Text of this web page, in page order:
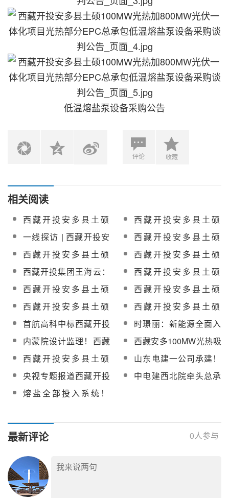
低温熔盐泵设备采购公告
评论 收藏
相关阅读
西藏开投安多县土硕
100MW光热+800MW光
伏一体化项目光热部分
EPC总承包高压加热器
设备采购成交公示
西藏开投安多县土硕
100MW光热+800MW光
伏一体化项目光热部分
EPC总承包配电装置
（GIS)设备采购成交公
一线探访 | 西藏开投安
多土硕100MW光热电站
建设正酣
西藏开投安多县土硕
100MW 光热+800MW
光伏一体化项目光热部
分EPC总承包凝结水泵
设备采购中标公示
西藏开投安多县土硕
100MW光热项目光热部
分EPC总承包熔盐硝酸
钠采购
西藏开投安多县土硕
100MW光热+800MW
光伏一体化项目光热部
分EPC总承包设备监造
服务标段采购
西藏开投集团王海云：
以水风光储多能互补调
度赋能发展，提出四大
协同建议助力国家示范
区建设
西藏开投安多县土硕
100MW光热项目光热部
分EPC总承包熔盐储罐
设备材料采购
西藏开投安多县土硕
100MW光热项目光热部
分EPC总承包除氧器及
压力容器设备采购
西藏开投安多县土硕
100MW光热项目启动给
水电加热器及熔盐储罐
电加热器设备采购成交
公示
西藏开投安多县土硕
100MW光热项目光热部
分EPC总承包设备监造
服务采购中标候选人公
示
西藏开投安多县土硕
100MW光热项目启动预
热泵、疏水泵等设备采
购
首航高科中标西藏开投
安多县土硕100MW光热
项目光热部分EPC总承
包直接空冷系统设备
时璟丽：新能源全面入
市，光热发电迎来投资
变局？
内蒙院设计监理！西藏
开投安多县100MW光热
电站项目最新动态
西藏安多100MW光热吸
热器电控项目电伴热系
统采购
西藏开投安多县土硕
100MW光热项目除氧器
及压力容器设备采购中
标候选人公示
山东电建一公司承建！
世界海拔最高塔式光热
项目吸热塔浇筑突破
央视专题报道西藏开投
安多光热一体化项目
中电建西北院牵头总承
熔盐全部投入系统！
一次成功
最新评论 0人参与